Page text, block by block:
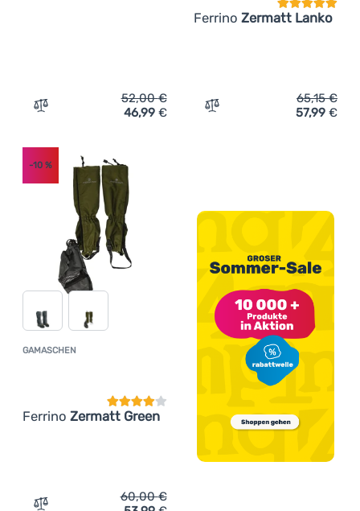
Zum Vergleich 'Gamaschen Ferrino Cervino' hinzufügen
52,00€
46,99 €
Ferrino Zermatt Lanko
Zum Vergleich
65,15€
57,99 €
GAMASCHEN
Ferrino Zermatt Green
-10 %
60,00€